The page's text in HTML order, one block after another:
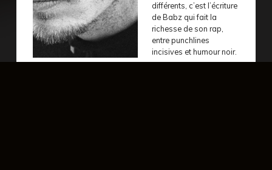
différents, c’est l’écriture
de Babz qui fait la
richesse de son rap,
entre punchlines
incisives et humour noir.